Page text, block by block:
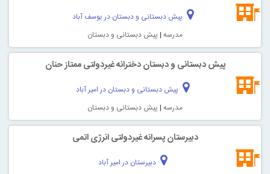
پیش دبستانی و دبستان در یوسف آباد
مدرسه | پیش دبستانی و دبستان
پیش دبستانی و دبستان دخترانه غیردولتی ممتاز حنان
پیش دبستانی و دبستان در امیر آباد
مدرسه | پیش دبستانی و دبستان
دبیرستان پسرانه غیردولتی انرژی اتمی
دبیرستان در امیر آباد